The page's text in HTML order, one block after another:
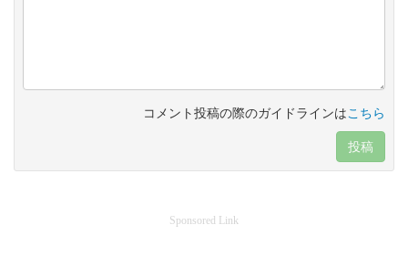
コメント投稿の際のガイドラインはこちら
投稿
Sponsored Link